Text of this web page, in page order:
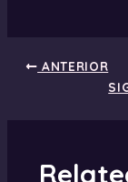
ANTERIOR